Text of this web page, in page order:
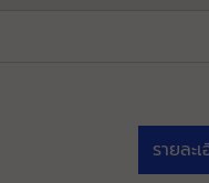
รายละ